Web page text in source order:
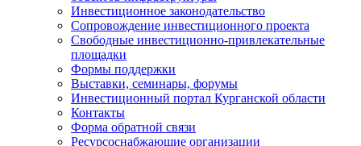
Инвестиционное законодательство
Сопровождение инвестиционного проекта
Свободные инвестиционно-привлекательные
площадки
Формы поддержки
Выставки, семинары, форумы
Инвестиционный портал Курганской области
Контакты
Форма обратной связи
Ресурсоснабжающие организации